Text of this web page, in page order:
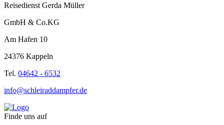
Reisedienst Gerda Müller
GmbH & Co.KG
Am Hafen 10
24376 Kappeln
Tel. 04642 - 6532
info@schleiraddampfer.de
Finde uns auf